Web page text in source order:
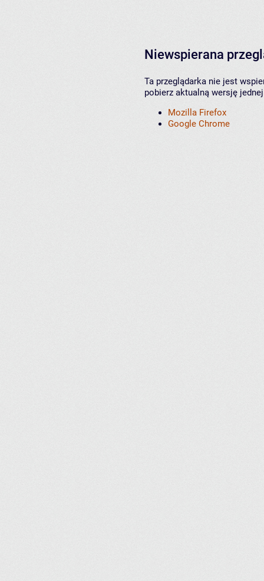
Niewspierana
Ta przeglądarka nie jest
pobierz aktualną wersję
Mozilla Firefox
Google Chrome